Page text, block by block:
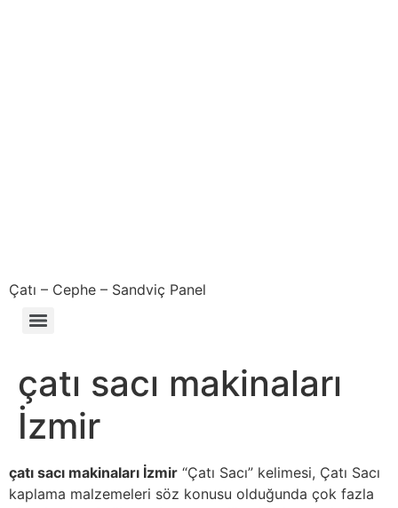
Çatı – Cephe – Sandviç Panel
çatı sacı makinaları
İzmir
çatı sacı makinaları İzmir “Çatı Sacı” kelimesi, Çatı Sacı
kaplama malzemeleri söz konusu olduğunda çok fazla